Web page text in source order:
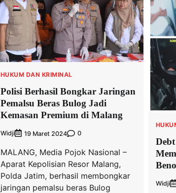
HUKUM DAN KRIMINAL
Polisi Berhasil Bongkar Jaringan
Pemalsu Beras Bulog Jadi
Kemasan Premium di Malang
Widji 19 Maret 2024 0
MALANG, Media Pojok Nasional –
Aparat Kepolisian Resor Malang,
Polda Jatim, berhasil membongkar
jaringan pemalsu beras Bulog
Widji